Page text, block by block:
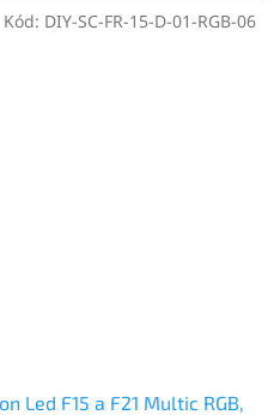
Led F15 a F21 Multic RGB,
Kód: DIY-SC-FR-15-D-01-RGB-06